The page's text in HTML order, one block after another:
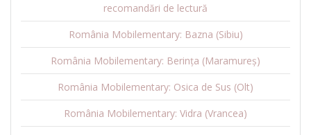
recomandări de lectură
România Mobilementary: Bazna (Sibiu)
România Mobilementary: Berința (Maramureș)
România Mobilementary: Osica de Sus (Olt)
România Mobilementary: Vidra (Vrancea)